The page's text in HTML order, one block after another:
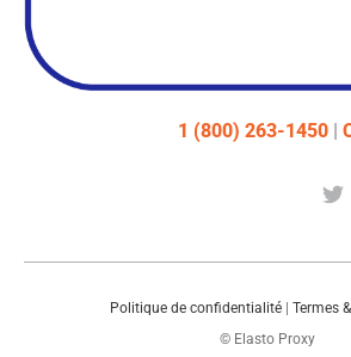
1 (800) 263-1450
Politique de confidentialité
Termes
© Elasto Proxy